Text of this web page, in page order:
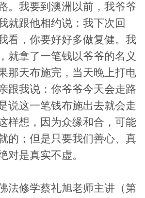
。我要到澳洲以前，我爷爷
就跟他相约说：我下次回
看，你要好好多做复健。我
就拿了一笔钱以爷爷的名义
那天布施完，当天晚上打电
跟我说：你爷爷今天会走路
说这一笔钱布施出去就会走
样想，因为众缘和合，可能
的；但是只要我们善心、真
对是真实不虚。
法修学蔡礼旭老师主讲（第